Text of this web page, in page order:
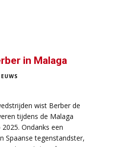
in Malaga
wist Berber de
tijdens de Malaga
Ondanks een
Spaanse tegenstandster,